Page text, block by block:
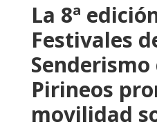
La 8ª
Festivales
Senderismo
Pirineos
movilidad